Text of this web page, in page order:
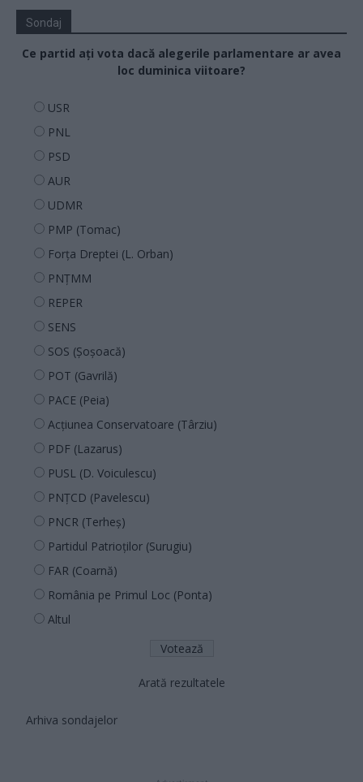
Sondaj
Ce partid ați vota dacă alegerile parlamentare ar avea
loc duminica viitoare?
USR
PNL
PSD
AUR
UDMR
PMP (Tomac)
Forța Dreptei (L. Orban)
PNȚMM
REPER
SENS
SOS (Șoșoacă)
POT (Gavrilă)
PACE (Peia)
Acțiunea Conservatoare (Târziu)
PDF (Lazarus)
PUSL (D. Voiculescu)
PNȚCD (Pavelescu)
PNCR (Terheș)
Partidul Patrioților (Surugiu)
FAR (Coarnă)
România pe Primul Loc (Ponta)
Altul
Arată rezultatele
Arhiva sondajelor